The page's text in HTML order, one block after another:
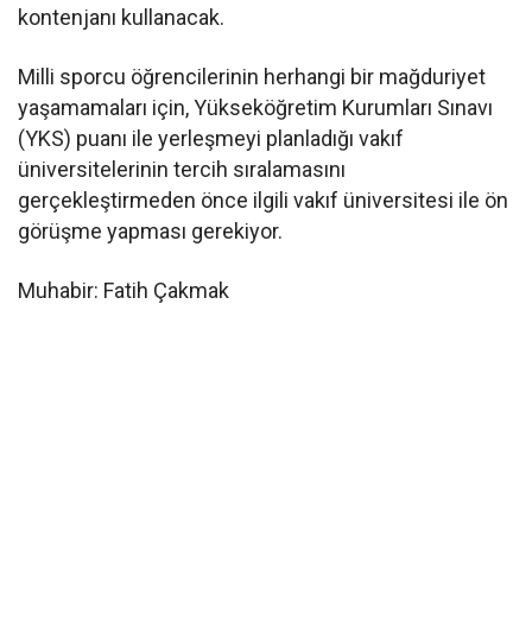
kontenjanı kullanacak.
Milli sporcu öğrencilerinin herhangi bir mağduriyet
yaşamamaları için, Yükseköğretim Kurumları Sınavı
(YKS) puanı ile yerleşmeyi planladığı vakıf
üniversitelerinin tercih sıralamasını
gerçekleştirmeden önce ilgili vakıf üniversitesi ile ön
görüşme yapması gerekiyor.
Muhabir: Fatih Çakmak